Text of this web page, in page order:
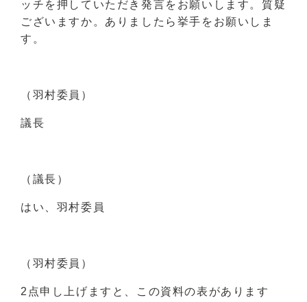
ッチを押していただき発言をお願いします。質疑
ございますか。ありましたら挙手をお願いしま
す。
（羽村委員）
議長
（議長）
はい、羽村委員
（羽村委員）
2点申し上げますと、この資料の表があります